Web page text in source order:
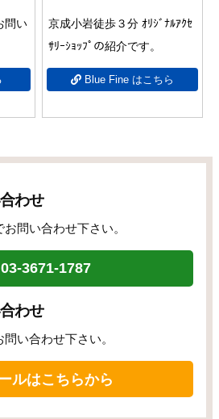
問い
京成小岩徒歩３分 ｵﾘｼﾞﾅﾙｱｸｾ
ｻﾘｰｼｮｯﾌﾟの紹介です。
Blue Fine はこちら
わせ
問い合わせ下さい。
03-3671-1787
わせ
い合わせ下さい。
ルはこちらから